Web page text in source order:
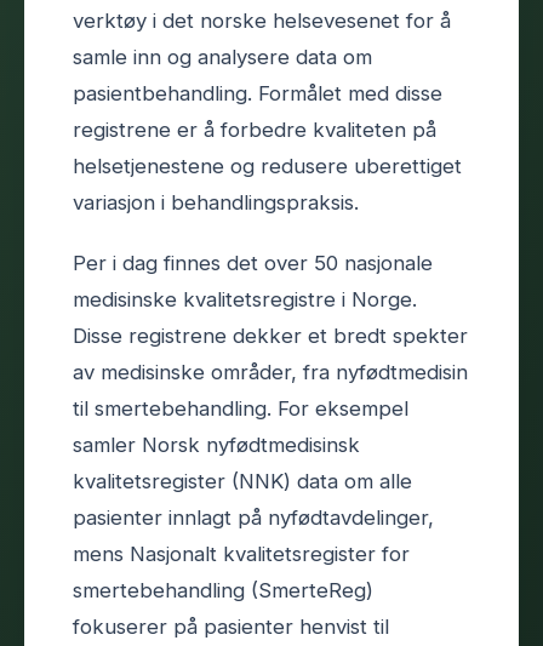
verktøy i det norske helsevesenet for å
samle inn og analysere data om
pasientbehandling. Formålet med disse
registrene er å forbedre kvaliteten på
helsetjenestene og redusere uberettiget
variasjon i behandlingspraksis.
Per i dag finnes det over 50 nasjonale
medisinske kvalitetsregistre i Norge.
Disse registrene dekker et bredt spekter
av medisinske områder, fra nyfødtmedisin
til smertebehandling. For eksempel
samler Norsk nyfødtmedisinsk
kvalitetsregister (NNK) data om alle
pasienter innlagt på nyfødtavdelinger,
mens Nasjonalt kvalitetsregister for
smertebehandling (SmerteReg)
fokuserer på pasienter henvist til